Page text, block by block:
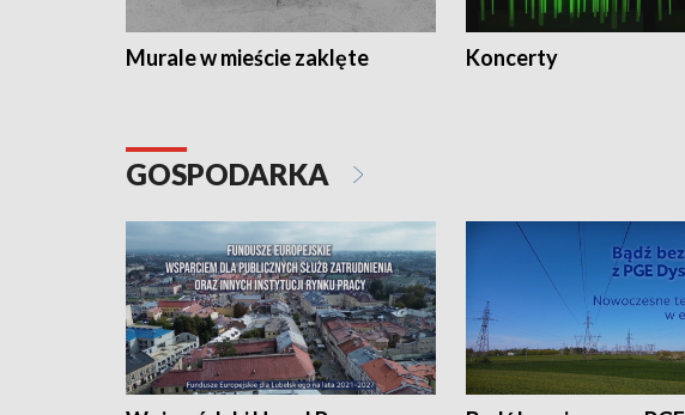
Murale w mieście zaklęte Koncerty
GOSPODARKA